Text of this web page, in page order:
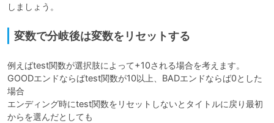
しましょう。
変数で分岐後は変数をリセットする
例えばtest関数が選択肢によって+10される場合を考えます。
GOODエンドならばtest関数が10以上、BADエンドならば0とした
場合
エンディング時にtest関数をリセットしないとタイトルに戻り最初
からを選んだとしても